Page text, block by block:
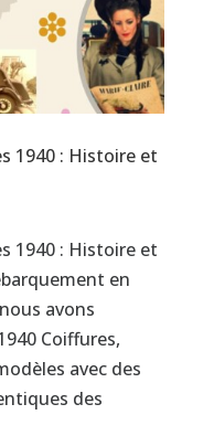
1940 : Histoire et
1940 : Histoire et
en
avons
Coiffures,
avec des
des